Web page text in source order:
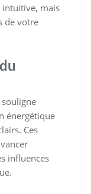
intuitive, mais
de votre
énergétique
Ces
influences